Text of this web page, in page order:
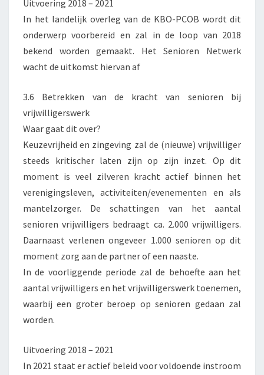
Uitvoering 2018 – 2021
In het landelijk overleg van de KBO-PCOB wordt dit
onderwerp voorbereid en zal in de loop van 2018
bekend worden gemaakt. Het Senioren Netwerk
wacht de uitkomst hiervan af
3.6 Betrekken van de kracht van senioren bij
vrijwilligerswerk
Waar gaat dit over?
Keuzevrijheid en zingeving zal de (nieuwe) vrijwilliger
steeds kritischer laten zijn op zijn inzet. Op dit
moment is veel zilveren kracht actief binnen het
verenigingsleven, activiteiten/evenementen en als
mantelzorger. De schattingen van het aantal
senioren vrijwilligers bedraagt ca. 2.000 vrijwilligers.
Daarnaast verlenen ongeveer 1.000 senioren op dit
moment zorg aan de partner of een naaste.
In de voorliggende periode zal de behoefte aan het
aantal vrijwilligers en het vrijwilligerswerk toenemen,
waarbij een groter beroep op senioren gedaan zal
worden.
Uitvoering 2018 – 2021
In 2021 staat er actief beleid voor voldoende instroom